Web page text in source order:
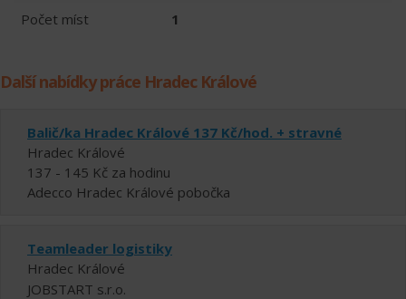
Počet míst
1
Další nabídky práce Hradec Králové
Balič/ka Hradec Králové 137 Kč/hod. + stravné
Hradec Králové
137 - 145 Kč za hodinu
Adecco Hradec Králové pobočka
Teamleader logistiky
Hradec Králové
JOBSTART s.r.o.